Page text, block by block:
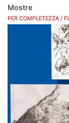
Mostre
PER COMPLETEZZA /